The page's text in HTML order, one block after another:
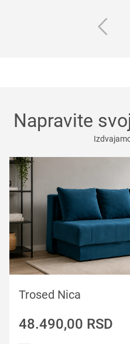
Napravite
Trosed Nica
48.490,00 RSD